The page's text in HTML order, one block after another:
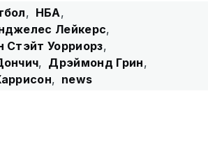
НБА
Лейкерс
Стэйт Уорриорз
Дрэймонд Грин
news